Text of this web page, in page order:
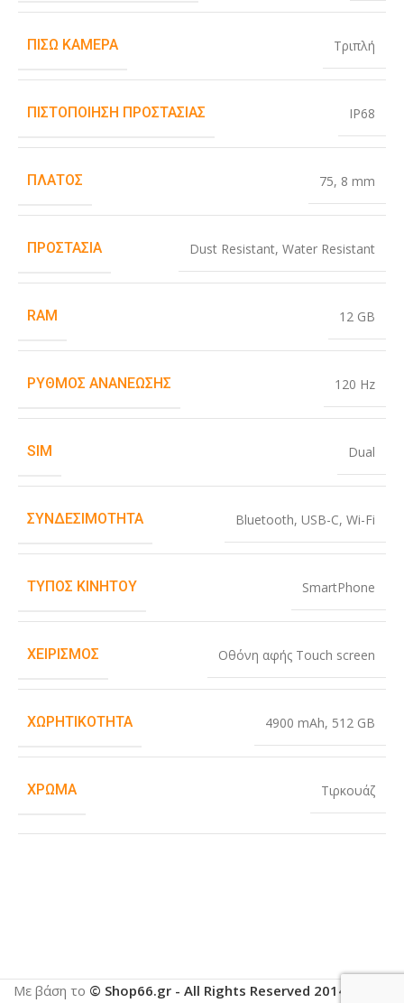
ΠΊΣΩ ΚΆΜΕΡΑ Τριπλή
ΠΙΣΤΟΠΟΊΗΣΗ ΠΡΟΣΤΑΣΊΑΣ IP68
ΠΛΆΤΟΣ 75, 8 mm
ΠΡΟΣΤΑΣΊΑ Dust Resistant, Water Resistant
RAM 12 GB
ΡΥΘΜΌΣ ΑΝΑΝΈΩΣΗΣ 120 Hz
SIM Dual
ΣΥΝΔΕΣΙΜΌΤΗΤΑ Bluetooth, USB-C, Wi-Fi
ΤΎΠΟΣ ΚΙΝΗΤΟΎ SmartPhone
ΧΕΙΡΙΣΜΌΣ Οθόνη αφής Touch screen
ΧΩΡΗΤΙΚΌΤΗΤΑ 4900 mAh, 512 GB
ΧΡΏΜΑ Τιρκουάζ
Με βάση το © Shop66.gr - All Rights Reserved 2014-2025